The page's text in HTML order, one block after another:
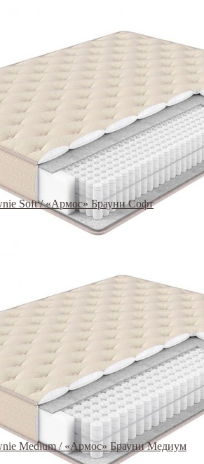
Soft / «Армос» Брауни Софт
Medium / «Армос» Брауни Медиум